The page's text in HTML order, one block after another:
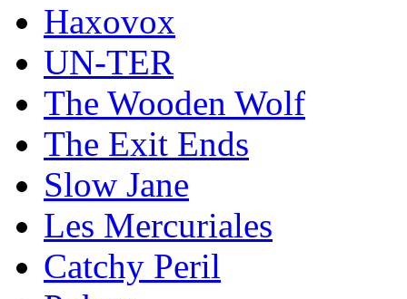
Haxovox
UN-TER
The Wooden Wolf
The Exit Ends
Slow Jane
Les Mercuriales
Catchy Peril